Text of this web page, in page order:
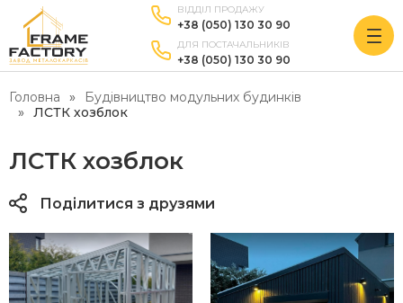
ВІДДІЛ ПРОДАЖУ
+38 (050) 130 30 90
ДЛЯ ПОСТАЧАЛЬНИКІВ
+38 (050) 130 30 90
Головна
Будівництво модульних будинків
ЛСТК хозблок
ЛСТК хозблок
Поділитися з друзями